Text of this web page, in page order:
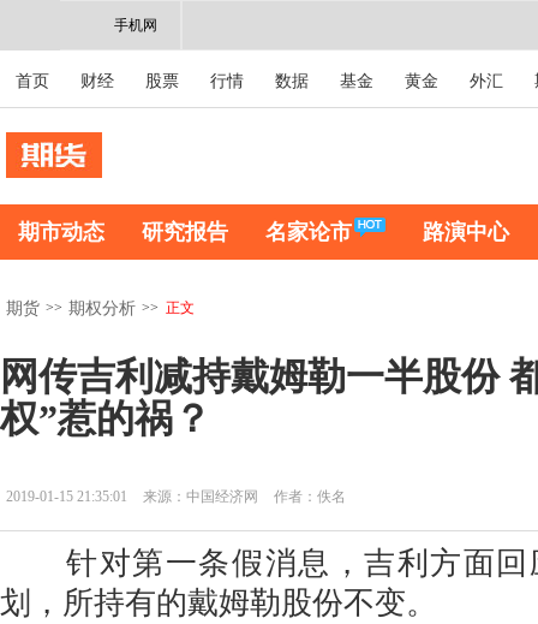
手机网
首页 财经 股票 行情 数据 基金 黄金 外汇
期市动态 研究报告 名家论市 路演中心
期货 >> 期权分析 >> 正文
网传吉利减持戴姆勒一半股份
权”惹的祸？
2019-01-15 21:35:01 来源：中国经济网 作者：佚名
针对第一条假消息，吉利方面回
划，所持有的戴姆勒股份不变。